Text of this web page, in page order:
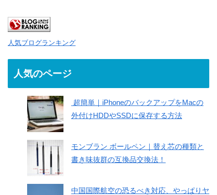
人気ブログランキング
人気のページ
超簡単｜iPhoneのバックアップをMacの
外付けHDDやSSDに保存する方法
モンブラン ボールペン｜替え芯の種類と
書き味抜群の互換品交換法！
中国国際航空の恐るべき対応、やっぱりヤ